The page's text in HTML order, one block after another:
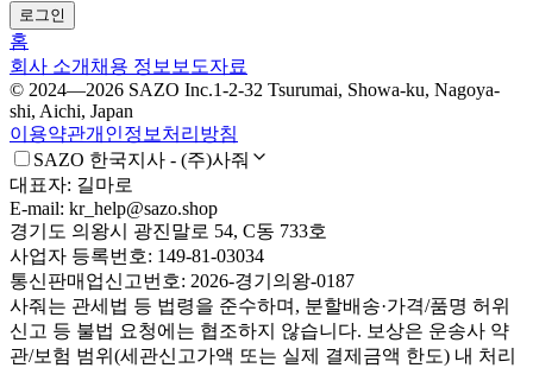
로그인
홈
회사 소개 채용 정보 보도자료
© 2024—2026 SAZO Inc.1-2-32 Tsurumai, Showa-ku, Nagoya-
shi, Aichi, Japan
이용약관개인정보처리방침
SAZO 한국지사 - (주)사줘
대표자: 길마로
E-mail: kr_help@sazo.shop
경기도 의왕시 광진말로 54, C동 733호
사업자 등록번호: 149-81-03034
통신판매업신고번호: 2026-경기의왕-0187
사줘는 관세법 등 법령을 준수하며, 분할배송·가격/품명 허위
신고 등 불법 요청에는 협조하지 않습니다. 보상은 운송사 약
관/보험 범위(세관신고가액 또는 실제 결제금액 한도) 내 처리